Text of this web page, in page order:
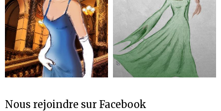
Nous rejoindre sur Facebook